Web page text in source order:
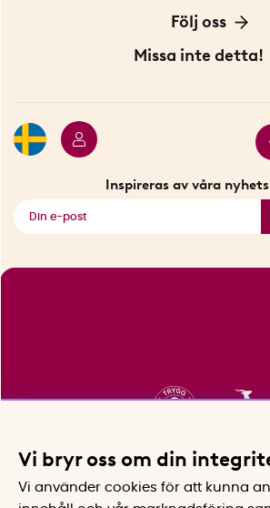
Personuppgiftspolicy
Om oss
Vår historia
Följ oss
Blogg: Smarta tips
Missa inte detta!
Inspireras av våra
Vi bryr oss om din
Vi använder cookies för att kunna